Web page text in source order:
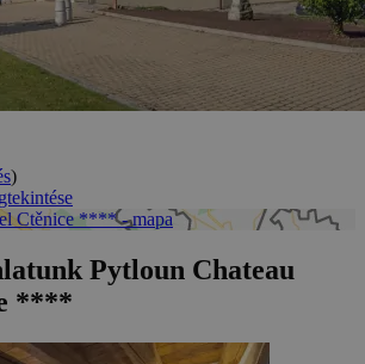
)
Ctěnice **** - mapa
Pytloun Chateau
****